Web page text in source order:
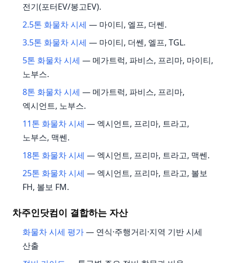
전기(포터EV/봉고EV).
2.5톤 화물차 시세 — 마이티, 엘프, 더쎈.
3.5톤 화물차 시세 — 마이티, 더쎈, 엘프, TGL.
5톤 화물차 시세 — 메가트럭, 파비스, 프리마, 마이티,
노부스.
8톤 화물차 시세 — 메가트럭, 파비스, 프리마,
엑시언트, 노부스.
11톤 화물차 시세 — 엑시언트, 프리마, 트라고,
노부스, 맥쎈.
18톤 화물차 시세 — 엑시언트, 프리마, 트라고, 맥쎈.
25톤 화물차 시세 — 엑시언트, 프리마, 트라고, 볼보
FH, 볼보 FM.
차주인닷컴이 결합하는 자산
화물차 시세 평가— 연식·주행거리·지역 기반 시세
산출